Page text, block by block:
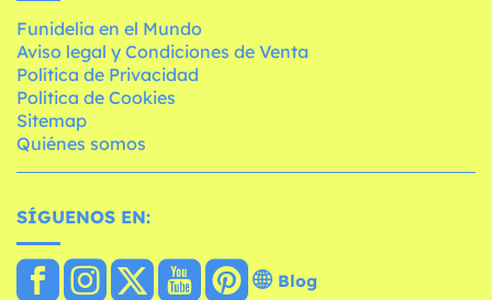
Funidelia en el Mundo
Aviso legal y Condiciones de Venta
Política de Privacidad
Política de Cookies
Sitemap
Quiénes somos
SÍGUENOS EN:
Blog